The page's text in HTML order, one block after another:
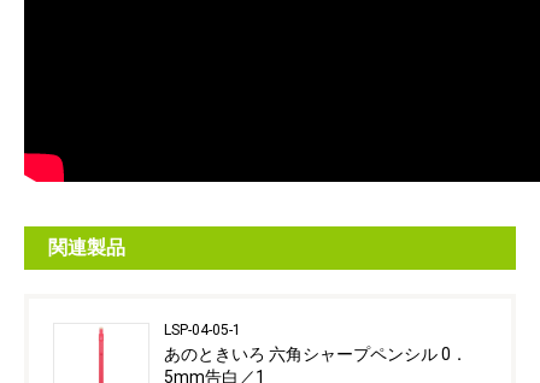
関連製品
LSP-04-05-1
あのときいろ 六角シャープペンシル 0．
5mm告白／1